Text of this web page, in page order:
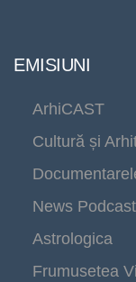
EMISIUNI
ArhiCAST
Cultură și
News Podcast
Astrologica
Frumusetea